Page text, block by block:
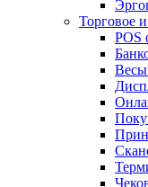
Торговое
POS
Весы